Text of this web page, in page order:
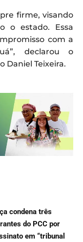
firme, visando
o estado. Essa
com a
declarou o
Daniel Teixeira.
condena três
do PCC por
em “tribunal